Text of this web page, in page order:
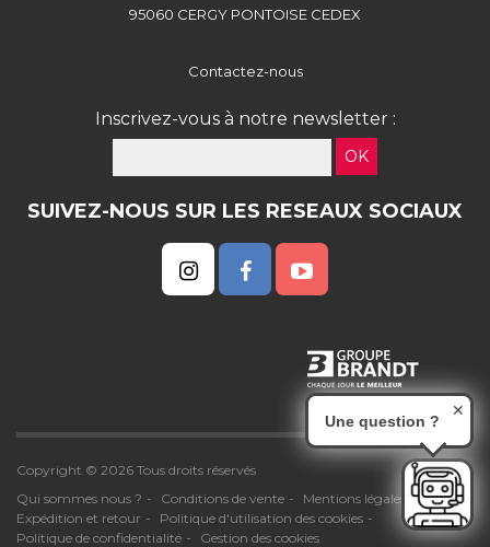
95060 CERGY PONTOISE CEDEX
Contactez-nous
Inscrivez-vous à notre newsletter :
OK
SUIVEZ-NOUS SUR LES RESEAUX SOCIAUX
Copyright © 2026 Tous droits réservés
Qui sommes nous ?
Conditions de vente
Mentions légales
Expédition et retour
Politique d'utilisation des cookies
Politique de confidentialité
Gestion des cookies
Une question ?
✕